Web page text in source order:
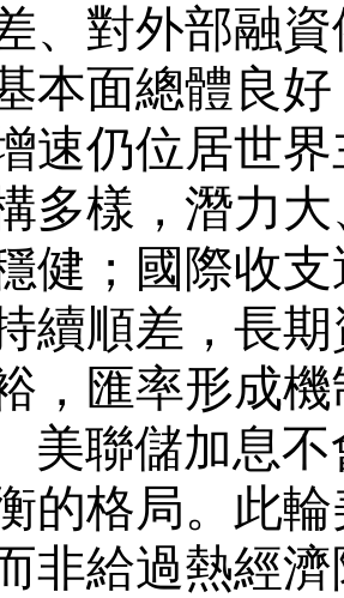
、對外部融
本面總體良
速仍位居世
多樣，潛力
健；國際收
續順差，長
，匯率形成
美聯儲加息
的格局。此
非給過熱經